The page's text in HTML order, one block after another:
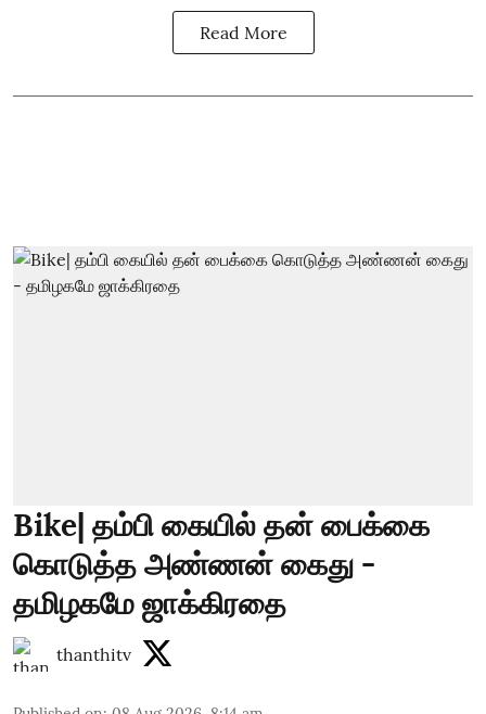
Read More
Bike| தம்பி கையில் தன் பைக்கை
கொடுத்த அண்ணன் கைது -
தமிழகமே ஜாக்கிரதை
thanthitv